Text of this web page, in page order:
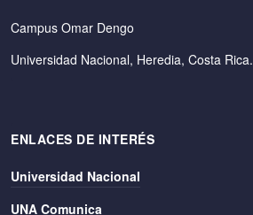
Campus Omar Dengo
Universidad Nacional, Heredia, Costa Rica.
ENLACES DE INTERÉS
Universidad Nacional
UNA Comunica